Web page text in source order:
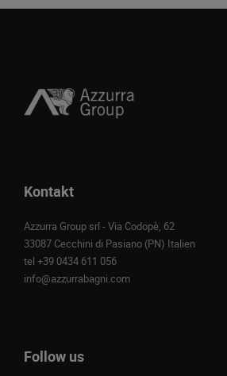
Kontakt
Azzurra Group srl - Via Codopè, 62
33087 Cecchini di Pasiano (PN) Italien
tel +39 0434 611 056
info@azzurrabagni.com
Follow us